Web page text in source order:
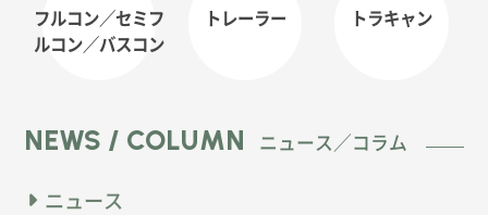
フルコン／セミフ
ルコン／バスコン
トレーラー トラキャン
NEWS / COLUMN ニュース／コラム
ニュース